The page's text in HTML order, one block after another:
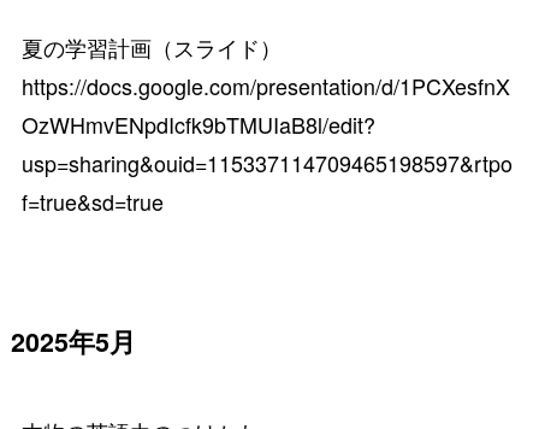
夏の学習計画（スライド）
https://docs.google.com/presentation/d/1PCXesfnX
OzWHmvENpdIcfk9bTMUIaB8l/edit?
usp=sharing&ouid=115337114709465198597&rtpo
f=true&sd=true
2025年5月